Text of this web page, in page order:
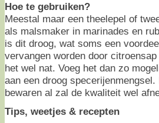
Hoe te gebruiken?
Meestal maar een theelepel of
als malsmaker in marinades en
is dit droog, wat soms een
vervangen worden door
het wel nat. Voeg het dan zo
aan een droog
bewaren al zal de kwaliteit wel
Tips, weetjes & recepten